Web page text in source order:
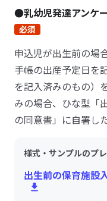
●乳幼児発達アンケ
必須
申込児が出生前の場
手帳の出産予定日を
を記入済みのもの）
みの場合、ひな型「
の同意書」に自署し
様式・サンプルのプ
出生前の保育施設